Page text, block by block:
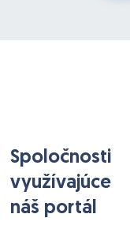
Spoločnosti
využívajúce
náš portál